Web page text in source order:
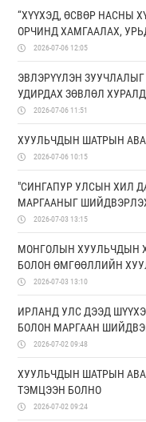
“ХҮҮХЭД, ӨСВӨР НАСНЫ
ОРЧИНД ХАМГААЛАХ,
БОЛОН ЭРХ ЗҮЙН
ТӨСӨЛД ХАМТРАН
2026-07-06 12:05
ЭВЛЭРҮҮЛЭН
УДИРДАХ ЗӨВЛӨЛ
2026-07-06 11:51
ХУУЛЬЧДЫН ШАТРЫН
2026-07-06 10:15
"СИНГАПУР УЛСЫН ХИЛ
МАРГААНЫГ
СУРГАЛТ БОЛЛОО
2026-07-03 13:15
МОНГОЛЫН ХУУЛЬЧДЫН
БОЛОН ӨМГӨӨЛЛИЙН
ДЭМЖИХ ХОРООНЫ
ЯПОН УЛСАД АЛБАН
2026-07-03 13:10
ИРЛАНД УЛС ДЭЭД
БОЛОН МАРГААН
ХЭРЭГЖҮҮЛЖ ЭХЭЛЛЭЭ
2026-07-02 09:48
ХУУЛЬЧДЫН ШАТРЫН
ТЭМЦЭЭН БОЛНО
2026-07-02 09:24